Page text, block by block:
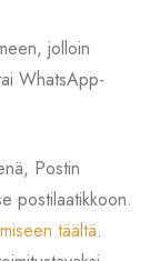
jolloin
WhatsApp-
Postin
postilaatikkoon.
täältä.